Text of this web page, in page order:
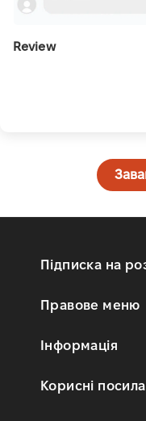
Review
Підписка на
Правове меню
Інформація
Корисні